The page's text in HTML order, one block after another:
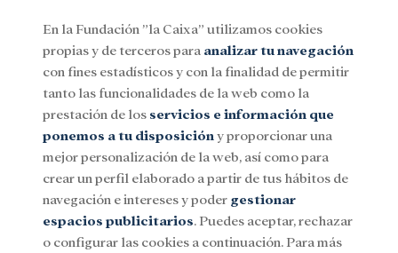
Menu
SocialInvestigación y becasCultura
Museos y centros culturales
En la Fundación ”la Caixa” utilizamos cookies
propias y de terceros para analizar tu navegación
con fines estadísticos y con la finalidad de permitir
tanto las funcionalidades de la web como la
prestación de los servicios e información que
ponemos a tu disposición y proporcionar una
mejor personalización de la web, así como para
crear un perfil elaborado a partir de tus hábitos de
navegación e intereses y poder gestionar
espacios publicitarios. Puedes aceptar, rechazar
o configurar las cookies a continuación. Para más